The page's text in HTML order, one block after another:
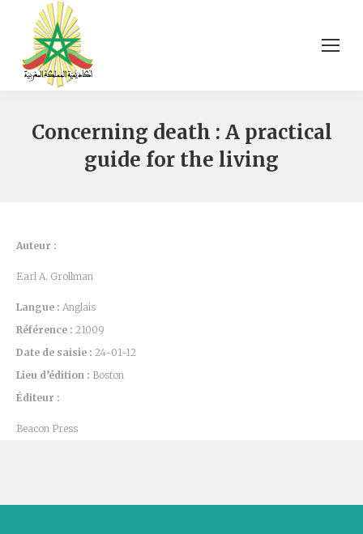
Concerning death : A practical
guide for the living
Auteur :
Earl A. Grollman
Langue : Anglais
Référence : 21009
Date de saisie : 24-01-12
Lieu d’édition : Boston
Éditeur :
Beacon Press